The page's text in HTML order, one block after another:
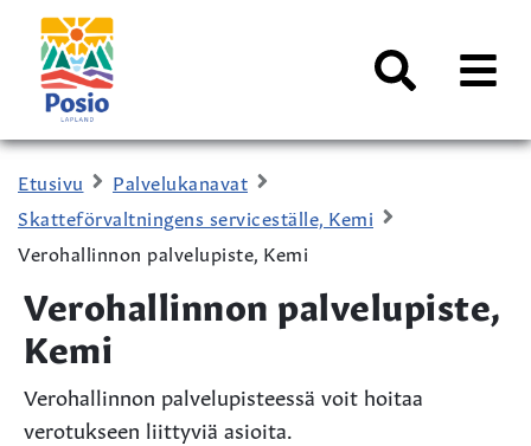
Siirry sisältöön
Kaupungin
logo
AVAA
Etusivu
Palvelukanavat
Skatteförvaltningens serviceställe, Kemi
Verohallinnon palvelupiste, Kemi
Verohallinnon palvelupiste,
Kemi
Verohallinnon palvelupisteessä voit hoitaa
verotukseen liittyviä asioita.